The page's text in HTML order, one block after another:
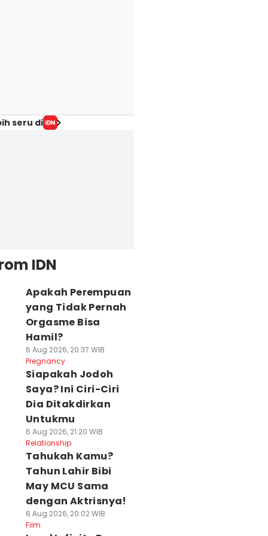
seru di
IDN
Apakah Perempuan
yang Tidak Pernah
Orgasme Bisa
Hamil?
6 Aug 2026, 20:37 WIB
Pregnancy
Siapakah Jodoh
Saya? Ini Ciri-Ciri
Dia Ditakdirkan
Untukmu
6 Aug 2026, 21:20 WIB
Relationship
Tahukah Kamu?
Tahun Lahir Bibi
May MCU Sama
dengan Aktrisnya!
6 Aug 2026, 20:02 WIB
Film